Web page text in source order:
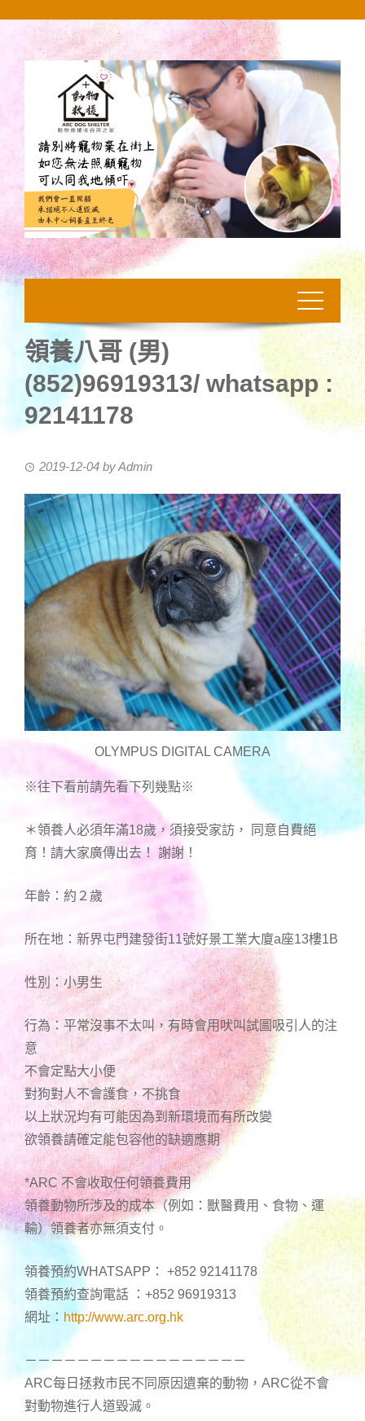
領養八哥 (男)
(852)96919313/ whatsapp :
92141178
2019-12-04 byAdmin
OLYMPUS DIGITAL CAMERA
※往下看前請先看下列幾點※
＊領養人必須年滿18歲，須接受家訪， 同意自費絕
育！請大家廣傳出去！ 謝謝！
年齡：約２歲
所在地：新界屯門建發街11號好景工業大廈a座13樓1B
性別：小男生
行為：平常沒事不太叫，有時會用吠叫試圖吸引人的注
意
不會定點大小便
對狗對人不會護食，不挑食
以上狀況均有可能因為到新環境而有所改變
欲領養請確定能包容他的缺適應期
*ARC 不會收取任何領養費用
領養動物所涉及的成本（例如：獸醫費用、食物、運
輸）領養者亦無須支付。
領養預約WHATSAPP： +852 92141178
領養預約查詢電話 ：+852 96919313
網址： http://www.arc.org.hk
－－－－－－－－－－－－－－－－－
ARC每日拯救市民不同原因遺棄的動物，ARC從不會
對動物進行人道毀滅。